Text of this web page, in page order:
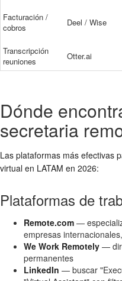
Facturación /
cobros
Deel / Wise
Transcripción
reuniones
Otter.ai
Dónde
secretaria
Las plataformas más efectivas
virtual en LATAM en 2026:
Plataformas de
Remote.com —
empresas
We Work Remotely —
permanentes
LinkedIn — buscar